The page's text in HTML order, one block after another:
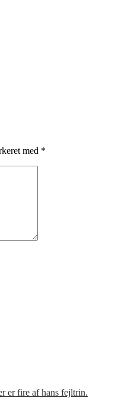
med *
er fire af hans fejltrin.